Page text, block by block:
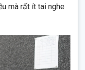
mà rất ít tai nghe